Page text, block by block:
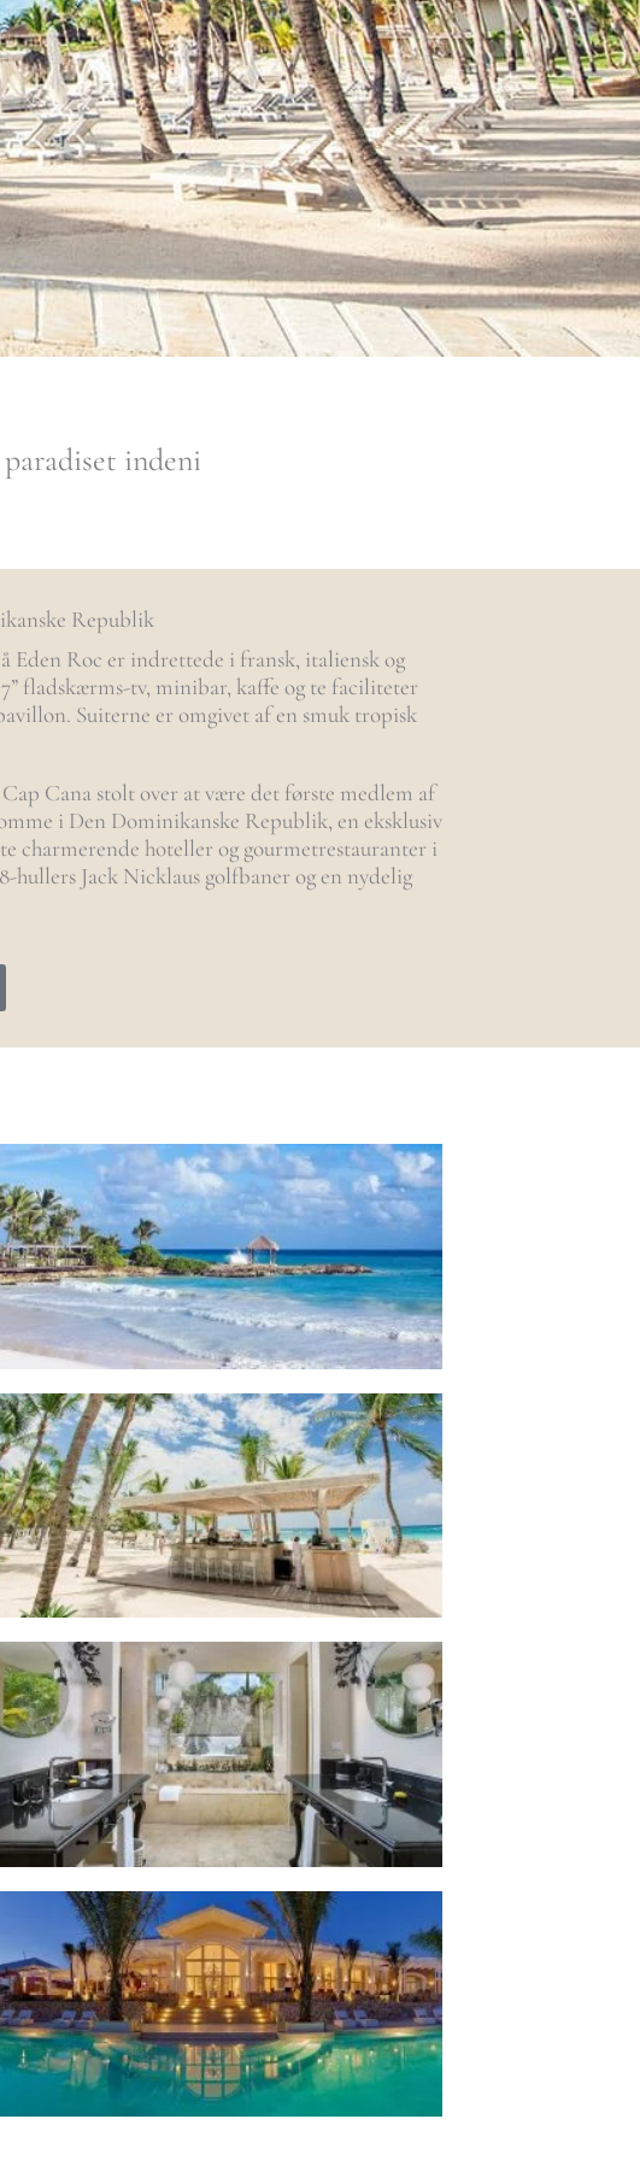
indeni
Republik
Eden Roc er indrettede i fransk, italiensk og
fladskærms-tv, minibar, kaffe og te faciliteter
Suiterne er omgivet af en smuk tropisk
Cana stolt over at være det første medlem af
i Den Dominikanske Republik, en eksklusiv
charmerende hoteller og gourmetrestauranter i
hullers Jack Nicklaus golfbaner og en nydelig